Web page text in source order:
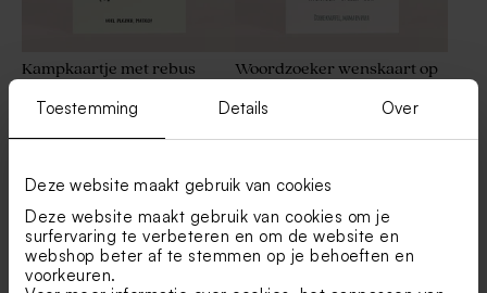
Toestemming Details Over
Deze website maakt gebruik van cookies
Deze website maakt gebruik van cookies om je
surfervaring te verbeteren en om de website en
webshop beter af te stemmen op je behoeften en
voorkeuren.
Kampkaartje met rebus
Woordzoeker wenskaart op
Nieuw